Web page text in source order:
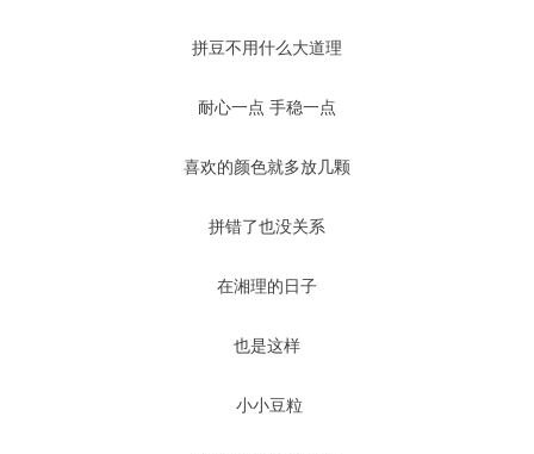
拼豆不用什么大道理
耐心一点 手稳一点
喜欢的颜色就多放几颗
拼错了也没关系
在湘理的日子
也是这样
小小豆粒